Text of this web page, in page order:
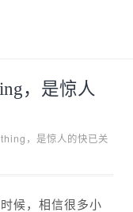
，是惊人
，是惊人的快已关
候，相信很多小